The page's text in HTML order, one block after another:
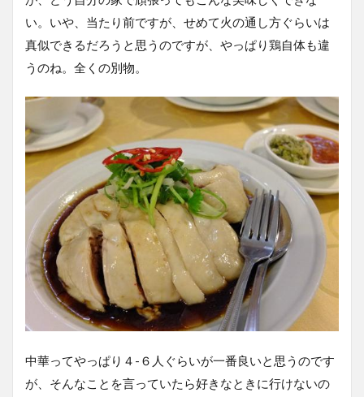
い。いや、当たり前ですが、せめて火の通し方ぐらいは
真似できるだろうと思うのですが、やっぱり鶏自体も違
うのね。全くの別物。
中華ってやっぱり４-６人ぐらいが一番良いと思うのです
が、そんなことを言っていたら好きなときに行けないの